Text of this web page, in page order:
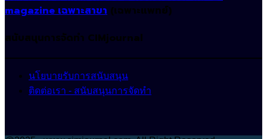
magazine เฉพาะสาขา (เฉพาะแพทย์)
สนับสนุนการจัดทำ CIMjournal
นโยบายรับการสนับสนุน
ติดต่อเรา - สนับสนุนการจัดทำ